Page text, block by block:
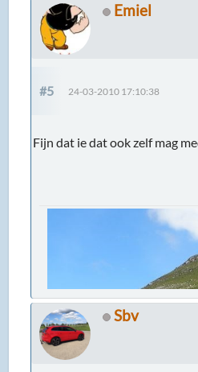
Emiel
#5 24-03-2010 17:10:38
Fijn dat ie dat ook zelf mag
Sbv